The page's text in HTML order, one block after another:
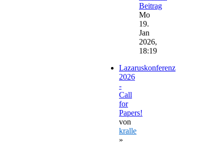
Beitrag
Mo
19.
Jan
2026,
18:19
Lazaruskonferenz
2026
-
Call
for
Papers!
von
kralle
»